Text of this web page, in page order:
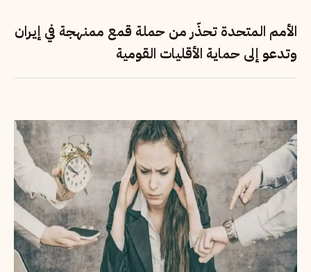
الأمم المتحدة تحذّر من حملة قمع ممنهجة في إيران
وتدعو إلى حماية الأقليات القومية